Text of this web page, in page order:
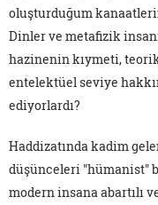
oluşturduğum
Dinler ve metafizik
hazinenin kıymeti,
entelektüel seviye
ediyorlardı?
Haddizatında kadim
düşünceleri "hümanist"
modern insana abartılı